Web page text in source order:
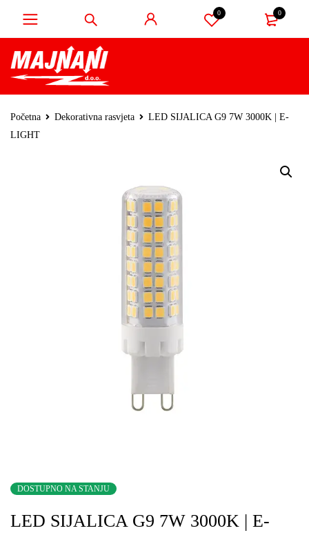
0 0
Početna Dekorativna rasvjeta
LED SIJALICA G9 7W 3000K | E-
LIGHT
DOSTUPNO NA STANJU
LED SIJALICA G9 7W 3000K | E-